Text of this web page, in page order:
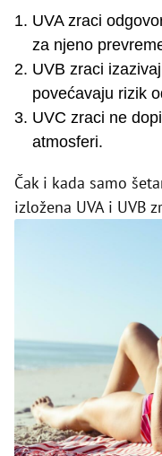
UVA zraci
za njeno
UVB zraci
povećavaju rizik
UVC zraci ne
atmosferi.
Čak i kada samo
izložena UVA i UVB